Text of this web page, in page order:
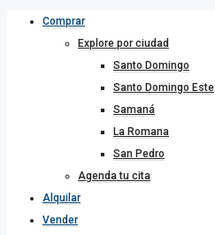
Comprar
Explore por ciudad
Santo Domingo
Santo Domingo Este
Samaná
La Romana
San Pedro
Agenda tu cita
Alquilar
Vender